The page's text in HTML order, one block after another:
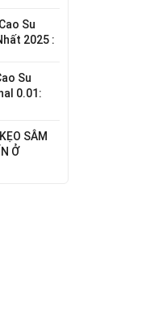
Su
2025 :
Su
0.01:
SÂM
Ở